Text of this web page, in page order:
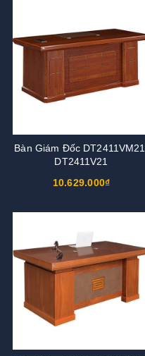
Bàn Giám Đốc DT2411VM21,
DT2411V21
10.629.000₫